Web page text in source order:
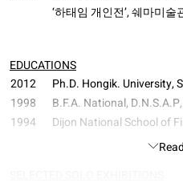
‘하태임 개인전’, 쉐마미
EDUCATIONS
2012
Ph.D. Hongik. University,
1998
B.F.A. National,
1994
Dijon National School of